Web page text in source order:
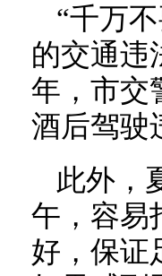
“千万
的交通违
年，市交
酒后驾驶
此外，
午，容易
好，保证